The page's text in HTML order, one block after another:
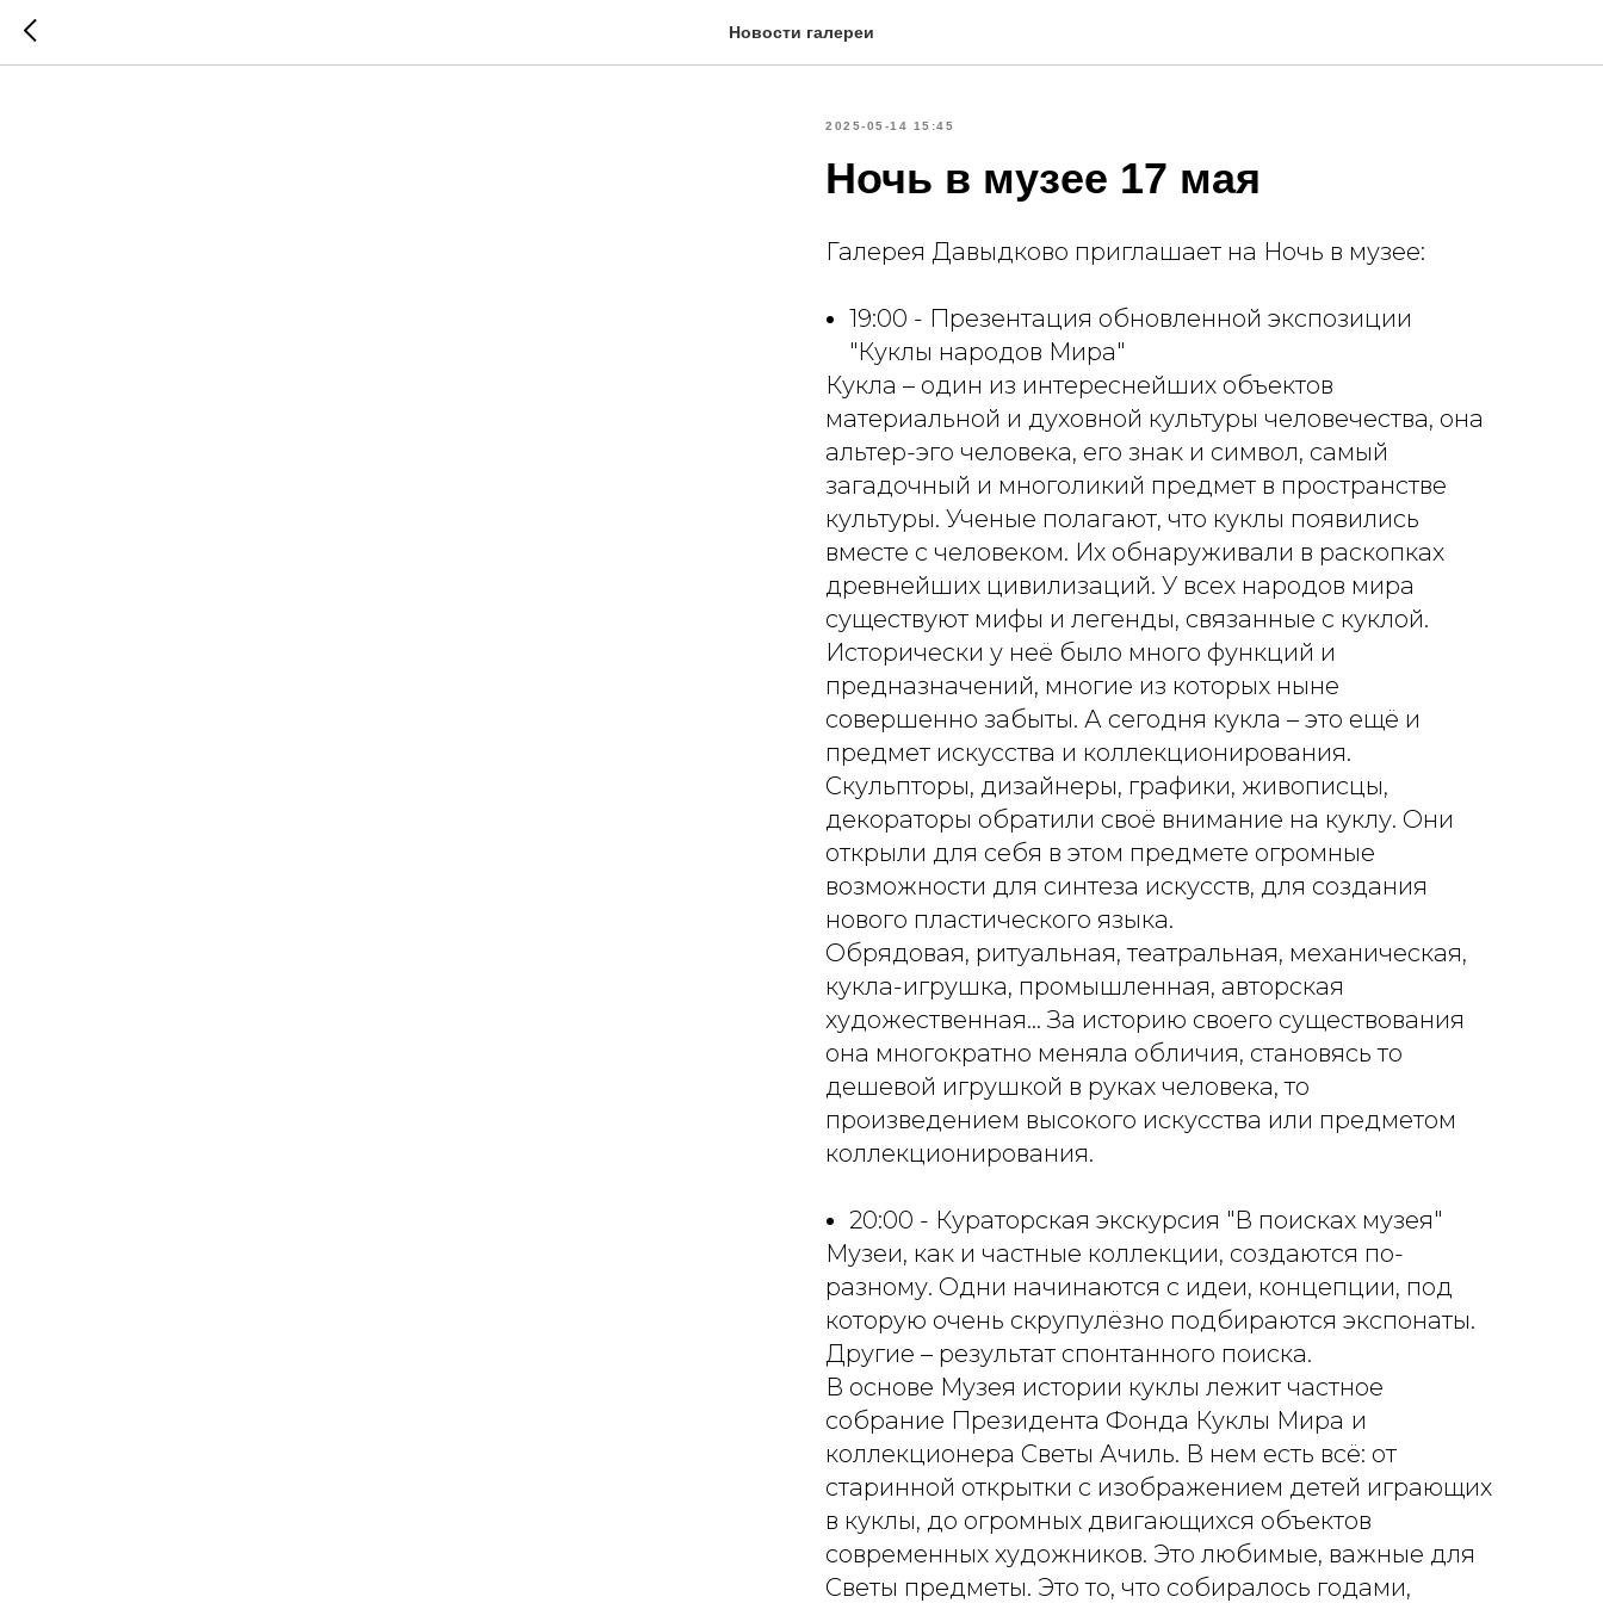
Новости галереи
2025-05-14 15:45
Ночь в музее 17 мая
Галерея Давыдково приглашает на Ночь в музее:
19:00 - Презентация обновленной экспозиции
"Куклы народов Мира"
Кукла – один из интереснейших объектов
материальной и духовной культуры человечества, она
альтер-эго человека, его знак и символ, самый
загадочный и многоликий предмет в пространстве
культуры. Ученые полагают, что куклы появились
вместе с человеком. Их обнаруживали в раскопках
древнейших цивилизаций. У всех народов мира
существуют мифы и легенды, связанные с куклой.
Исторически у неё было много функций и
предназначений, многие из которых ныне
совершенно забыты. А сегодня кукла – это ещё и
предмет искусства и коллекционирования.
Скульпторы, дизайнеры, графики, живописцы,
декораторы обратили своё внимание на куклу. Они
открыли для себя в этом предмете огромные
возможности для синтеза искусств, для создания
нового пластического языка.
Обрядовая, ритуальная, театральная, механическая,
кукла-игрушка, промышленная, авторская
художественная… За историю своего существования
она многократно меняла обличия, становясь то
дешевой игрушкой в руках человека, то
произведением высокого искусства или предметом
коллекционирования.
20:00 - Кураторская экскурсия "В поисках музея"
Музеи, как и частные коллекции, создаются по-
разному. Одни начинаются с идеи, концепции, под
которую очень скрупулёзно подбираются экспонаты.
Другие – результат спонтанного поиска.
В основе Музея истории куклы лежит частное
собрание Президента Фонда Куклы Мира и
коллекционера Светы Ачиль. В нем есть всё: от
старинной открытки с изображением детей играющих
в куклы, до огромных двигающихся объектов
современных художников. Это любимые, важные для
Светы предметы. Это то, что собиралось годами,